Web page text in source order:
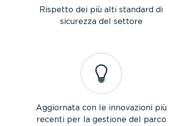
Rispetto dei più alti standard di
sicurezza del settore
Aggiornata con le innovazioni più
recenti per la gestione del parco